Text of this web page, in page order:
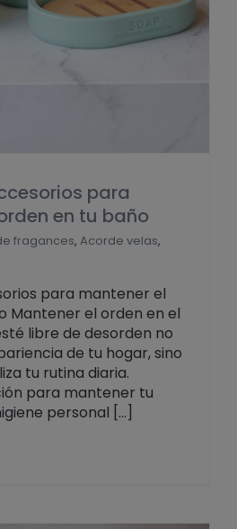
para
en tu baño
fragances, Acorde velas,
para mantener el
Mantener el orden en el
libre de desorden no
de tu hogar, sino
tu rutina diaria.
para mantener tu
personal [...]